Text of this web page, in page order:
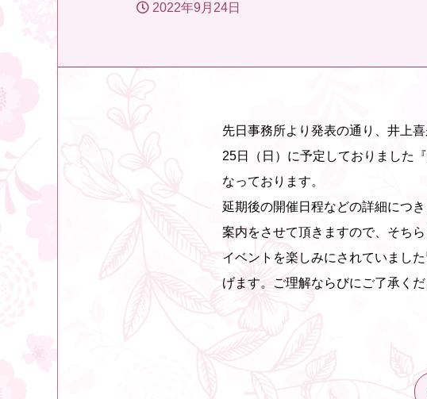
2022年9月24日
先日事務所より発表の通り、井上
25日（日）に予定しておりました
なっております。
延期後の開催日程などの詳細につ
案内をさせて頂きますので、そちら
イベントを楽しみにされていまし
げます。ご理解ならびにご了承く